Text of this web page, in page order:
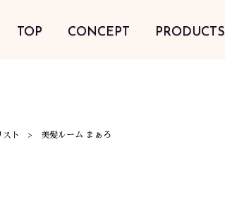
TOP CONCEPT PRODUCTS
スト 美髪ルーム まぁろ